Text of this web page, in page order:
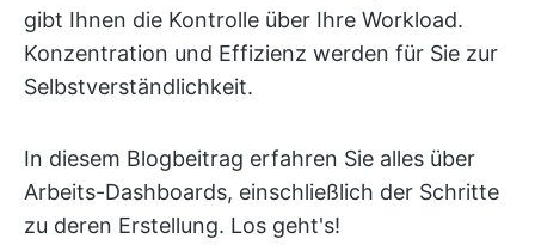
gibt Ihnen die Kontrolle über Ihre Workload.
Konzentration und Effizienz werden für Sie zur
Selbstverständlichkeit.
In diesem Blogbeitrag erfahren Sie alles über
Arbeits-Dashboards, einschließlich der Schritte
zu deren Erstellung. Los geht's!